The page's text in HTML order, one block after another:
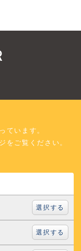
ています。
をご覧ください。
選択する
選択する